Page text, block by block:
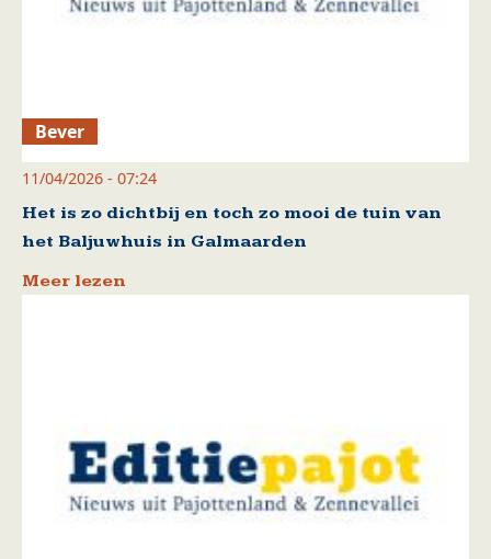
Bever
11/04/2026 - 07:24
Het is zo dichtbij en toch zo mooi de tuin van
het Baljuwhuis in Galmaarden
Meer lezen